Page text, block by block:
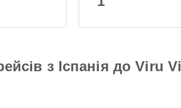
з Іспанія до